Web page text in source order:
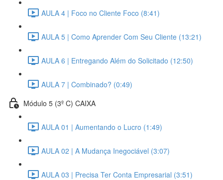
AULA 4 | Foco no Cliente Foco (8:41)
AULA 5 | Como Aprender Com Seu Cliente (13:21)
AULA 6 | Entregando Além do Solicitado (12:50)
AULA 7 | Combinado? (0:49)
Módulo 5 (3º C) CAIXA
AULA 01 | Aumentando o Lucro (1:49)
AULA 02 | A Mudança Inegociável (3:07)
AULA 03 | Precisa Ter Conta Empresarial (3:51)